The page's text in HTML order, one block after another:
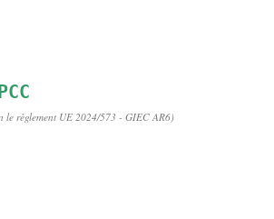
le règlement UE 2024/573 - GIEC AR6)